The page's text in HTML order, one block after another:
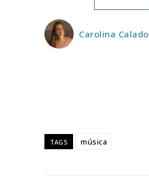
Carolina Calado
TAGS música